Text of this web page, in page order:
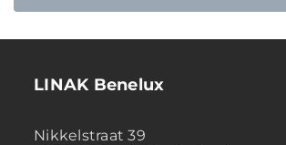
LINAK Benelux
Nikkelstraat 39